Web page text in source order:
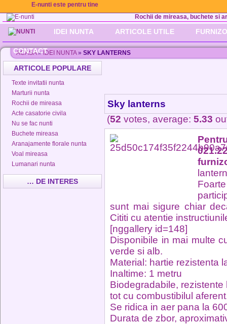
E-nunti este pentru tine
Rochii de mireasa, buchete si
IDEI NUNTA ARTICOLE UTILE
CONTACT
ACASA» IDEI NUNTA» SKY LANTERNS
ARTICOLE POPULARE
Texte invitatii nunta
Marturii nunta
Rochii de mireasa
Acte casatorie civila
Nu se fac nunti
Buchete mireasa
Aranajamente florale nunta
Voal mireasa
Lumanari nunta
… DE INTERES
Sky lanterns
(52 votes, average: 5.33
sunt mai sigure chiar
Cititi cu atentie
[nggallery id=148]
Disponibile in mai multe
verde si alb.
Material: hartie rezistenta
Inaltime: 1 metru
Biodegradabile,
tot cu combustibilul
Se ridica in aer pana la
Durata de zbor,